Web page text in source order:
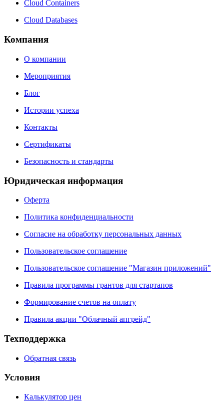
Cloud Containers
Cloud Databases
Компания
О компании
Мероприятия
Блог
Истории успеха
Контакты
Сертификаты
Безопасность и стандарты
Юридическая информация
Оферта
Политика конфиденциальности
Согласие на обработку персональных данных
Пользовательское соглашение
Пользовательское соглашение "Магазин приложений"
Правила программы грантов для стартапов
Формирование счетов на оплату
Правила акции "Облачный апгрейд"
Техподдержка
Обратная связь
Условия
Калькулятор цен